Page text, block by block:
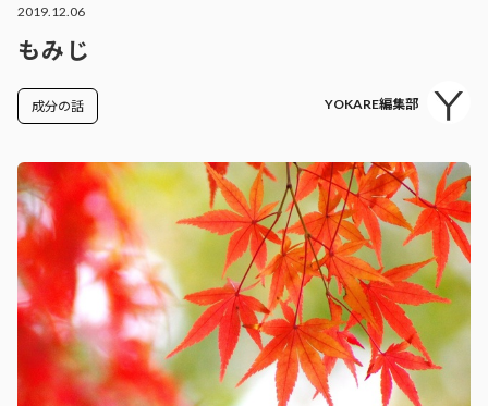
2019.12.06
もみじ
成分の話 YOKARE編集部